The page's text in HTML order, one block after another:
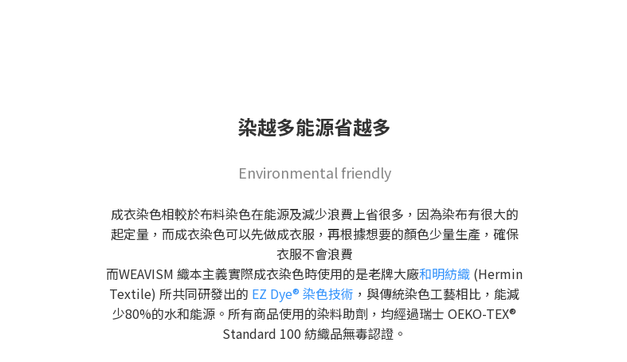
染越多能源省越多
Environmental friendly
成衣染色相較於布料染色在能源及減少浪費上省很多，因為染布有很大的
起定量，而成衣染色可以先做成衣服，再根據想要的顏色少量生產，確保
衣服不會浪費
而WEAVISM 織本主義實際成衣染色時使用的是老牌大廠和明紡織 (Hermin
Textile) 所共同研發出的 EZ Dye® 染色技術 ，與傳統染色工藝相比，能減
少80%的水和能源。所有商品使用的染料助劑，均經過瑞士 OEKO-TEX®
Standard 100 紡織品無毒認證。